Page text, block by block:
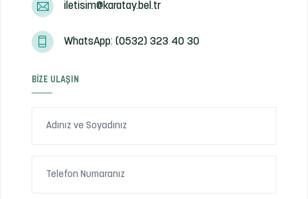
iletisim@karatay.bel.tr
WhatsApp: (0532) 323 40 30
BIZE ULAŞIN